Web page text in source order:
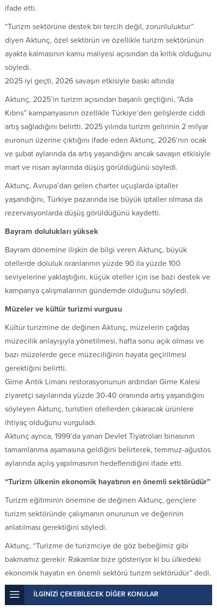
ifade etti.
“Turizm sektörüne destek bir tercih değil, zorunluluktur”
diyen Aktunç, özel sektörün ve özellikle turizm sektörünün
ayakta kalmasının kamu maliyesi açısından da kritik olduğunu
söyledi.
2025 iyi geçti, 2026 savaşın etkisiyle baskı altında
Aktunç, 2025’in turizm açısından başarılı geçtiğini, “Ada
Kıbrıs” kampanyasının özellikle Türkiye’den gelişlerde ciddi
artış sağladığını belirtti. 2025 yılında turizm gelirinin 2 milyar
euronun üzerine çıktığını ifade eden Aktunç, 2026’nın ocak
ve şubat aylarında da artış yaşandığını ancak savaşın etkisiyle
mart ve nisan aylarında düşüş görüldüğünü söyledi.
Aktunç, Avrupa’dan gelen charter uçuşlarda iptaller
yaşandığını, Türkiye pazarında ise büyük iptaller olmasa da
rezervasyonlarda düşüş görüldüğünü kaydetti.
Bayram dolulukları yüksek
Bayram dönemine ilişkin de bilgi veren Aktunç, büyük
otellerde doluluk oranlarının yüzde 90 ila yüzde 100
seviyelerine yaklaştığını, küçük oteller için ise bazı destek ve
kampanya çalışmalarının gündemde olduğunu söyledi.
Müzeler ve kültür turizmi vurgusu
Kültür turizmine de değinen Aktunç, müzelerin çağdaş
müzecilik anlayışıyla yönetilmesi, hafta sonu açık olması ve
bazı müzelerde gece müzeciliğinin hayata geçirilmesi
gerektiğini belirtti.
Girne Antik Limanı restorasyonunun ardından Girne Kalesi
ziyaretçi sayılarında yüzde 30-40 oranında artış yaşandığını
söyleyen Aktunç, turistleri otellerden çıkaracak ürünlere
ihtiyaç olduğunu vurguladı.
Aktunç ayrıca, 1999’da yanan Devlet Tiyatroları binasının
tamamlanma aşamasına geldiğini belirterek, temmuz-ağustos
aylarında açılış yapılmasının hedeflendiğini ifade etti.
“Turizm ülkenin ekonomik hayatının en önemli sektörüdür”
Turizm eğitiminin önemine de değinen Aktunç, gençlere
turizm sektöründe çalışmanın onurunun ve değerinin
anlatılması gerektiğini söyledi.
Aktunç, “Turizme de turizmciye de göz bebeğimiz gibi
bakmamız gerekir. Rakamlar bize gösteriyor ki bu ülkedeki
ekonomik hayatın en önemli sektörü turizm sektörüdür” dedi.
İLGİNİZİ ÇEKEBİLECEK DİĞER KONULAR